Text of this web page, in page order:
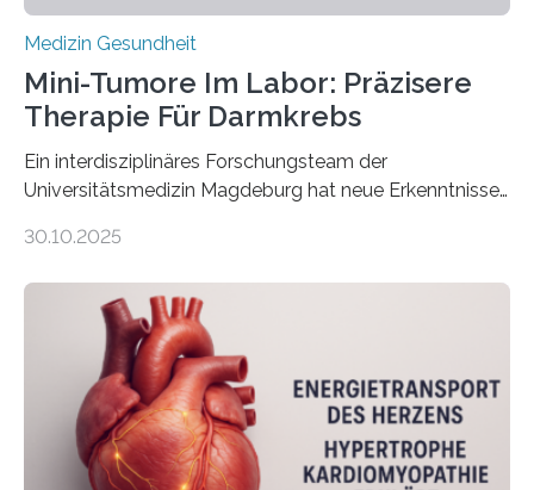
Medizin Gesundheit
Mini-Tumore Im Labor: Präzisere
Therapie Für Darmkrebs
Ein interdisziplinäres Forschungsteam der
Universitätsmedizin Magdeburg hat neue Erkenntnisse
behandelt werden kann. In ihrer aktuellen Studie,
Oncology, zeigen die Forschenden, dass Mini-Tumore
aus Gewebe von Patientinnen und Patienten –
sogenannte Organoide – genutzt werden können, um
vorab zu prüfen, welche Medikamente am besten
wirken. Dabei wurde ein Eiweiß identifiziert, das künftig
als Biomarker für die Wahl der passenden Therapie
dienen könnte. Darmkrebs zählt weltweit zu den
30.10.2025